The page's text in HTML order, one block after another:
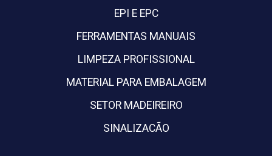
EPI E EPC
FERRAMENTAS MANUAIS
LIMPEZA PROFISSIONAL
MATERIAL PARA EMBALAGEM
SETOR MADEIREIRO
SINALIZACÃO